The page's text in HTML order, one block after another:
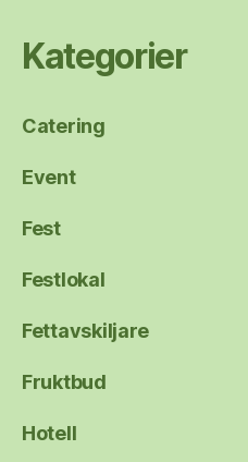
Kategorier
Catering
Event
Fest
Festlokal
Fettavskiljare
Fruktbud
Hotell